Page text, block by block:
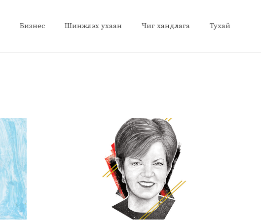
Бизнес Шинжлэх ухаан Чиг хандлага Тухай